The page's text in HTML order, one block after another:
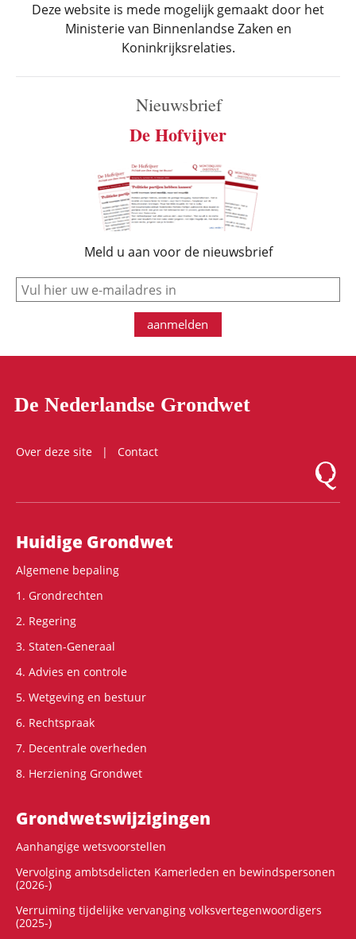
Deze website is mede mogelijk gemaakt door het
Ministerie van Binnenlandse Zaken en
Koninkrijksrelaties.
Nieuwsbrief
De Hofvijver
Meld u aan voor de nieuwsbrief
e-mail
aanmelden
De Nederlandse Grondwet
Over deze site
Contact
Logo
Hoofdnavigatie
Huidige Grondwet
Algemene bepaling
1. Grondrechten
2. Regering
3. Staten-Generaal
4. Advies en controle
5. Wetgeving en bestuur
6. Rechtspraak
7. Decentrale overheden
8. Herziening Grondwet
Grondwets­wijzigingen
Aanhangige wetsvoorstellen
Vervolging ambtsdelicten Kamerleden en bewindspersonen
(2026-)
Verruiming tijdelijke vervanging volksvertegenwoordigers
(2025-)